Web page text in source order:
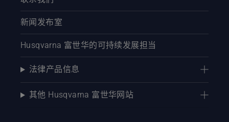
新闻发布室
Husqvarna 富世华的可持续发展担当
法律产品信息
其他 Husqvarna 富世华网站